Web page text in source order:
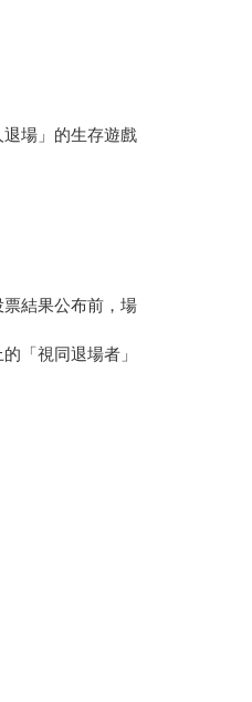
場」的生存遊戲
結果公布前，場
「視同退場者」